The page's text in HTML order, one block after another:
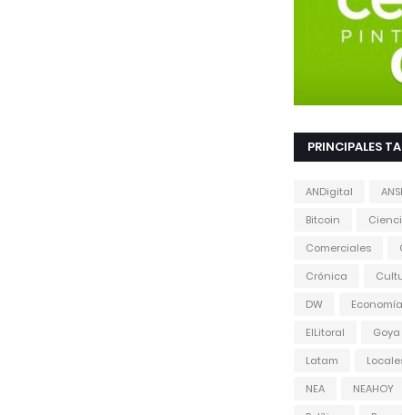
PRINCIPALES
ANDigital
Bitcoin
Comerciales
Crónica
DW
Economía
ElLitoral
Goya
Latam
NEA
NEAHOY